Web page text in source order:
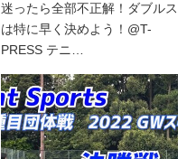
迷ったら全部不正解！ダブルス
は特に早く決めよう！@T-
PRESS テニ…